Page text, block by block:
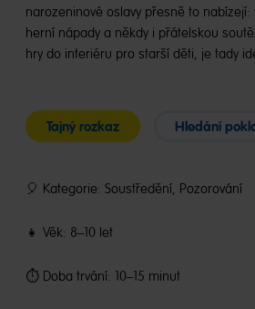
narozeninové oslavy přesně to
herní nápady a někdy i přátelskou
hry do interiéru pro starší děti, je tady
Tajný rozkaz Hledání
🎈 Kategorie: Soustředění, Pozorování
👧 Věk: 8–10 let
⏱️ Doba trvání: 10–15 minut